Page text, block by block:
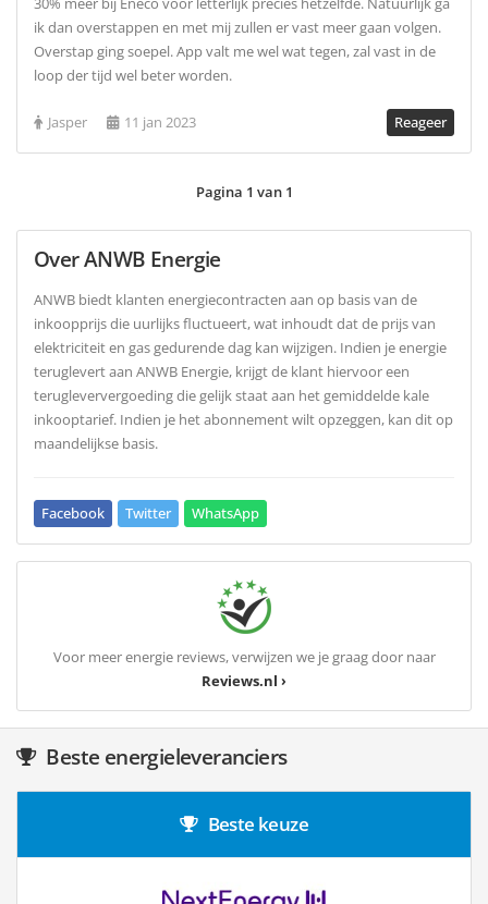
ik dan overstappen en met mij zullen er vast meer gaan volgen.
Overstap ging soepel. App valt me wel wat tegen, zal vast in de
loop der tijd wel beter worden.
Jasper 11 jan 2023 Reageer
Pagina 1 van 1
Over ANWB Energie
ANWB biedt klanten energiecontracten aan op basis van de
inkoopprijs die uurlijks fluctueert, wat inhoudt dat de prijs van
elektriciteit en gas gedurende dag kan wijzigen. Indien je energie
teruglevert aan ANWB Energie, krijgt de klant hiervoor een
terugleververgoeding die gelijk staat aan het gemiddelde kale
inkooptarief. Indien je het abonnement wilt opzeggen, kan dit op
maandelijkse basis.
Facebook Twitter WhatsApp
Voor meer energie reviews, verwijzen we je graag door naar
Reviews.nl ›
Beste energieleveranciers
Beste keuze